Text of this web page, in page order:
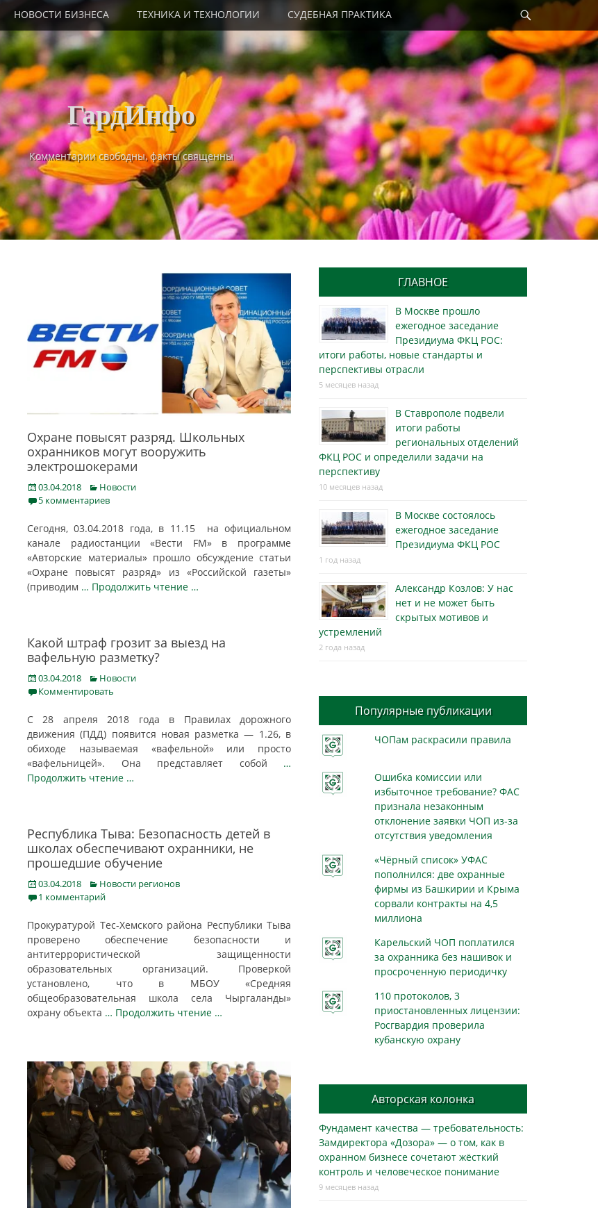
НОВОСТИ БИЗНЕСА ТЕХНИКА И ТЕХНОЛОГИИ СУДЕБНАЯ ПРАКТИКА
Найти
ГардИнфо
Комментарии свободны, факты священны
Охране повысят разряд. Школьных
охранников могут вооружить
электрошокерами
Posted
on
03.04.2018 Categories
Новости
5 комментариев
Сегодня, 03.04.2018 года, в 11.15 на официальном
канале радиостанции «Вести FM» в программе
«Авторские материалы» прошло обсуждение статьи
«Охране повысят разряд» из «Российской газеты»
(приводим … Продолжить чтение …
Какой штраф грозит за выезд на
вафельную разметку?
Posted
on
03.04.2018 Categories
Новости
Комментировать
C 28 апреля 2018 года в Правилах дорожного
движения (ПДД) появится новая разметка — 1.26, в
обиходе называемая «вафельной» или просто
«вафельницей». Она представляет собой …
Продолжить чтение …
Республика Тыва: Безопасность детей в
школах обеспечивают охранники, не
прошедшие обучение
Posted
on
03.04.2018 Categories
Новости регионов
1 комментарий
Прокуратурой Тес-Хемского района Республики Тыва
проверено обеспечение безопасности и
антитеррористической защищенности
образовательных организаций. Проверкой
установлено, что в МБОУ «Средняя
общеобразовательная школа села Чыргаланды»
охрану объекта … Продолжить чтение …
ГЛАВНОЕ
В Москве прошло
ежегодное заседание
Президиума ФКЦ РОС:
итоги работы, новые стандарты и
перспективы отрасли
5 месяцев назад
В Ставрополе подвели
итоги работы
региональных отделений
ФКЦ РОС и определили задачи на
перспективу
10 месяцев назад
В Москве состоялось
ежегодное заседание
Президиума ФКЦ РОС
1 год назад
Александр Козлов: У нас
нет и не может быть
скрытых мотивов и
устремлений
2 года назад
Популярные публикации
ЧОПам раскрасили правила
Ошибка комиссии или
избыточное требование? ФАС
признала незаконным
отклонение заявки ЧОП из-за
отсутствия уведомления
«Чёрный список» УФАС
пополнился: две охранные
фирмы из Башкирии и Крыма
сорвали контракты на 4,5
миллиона
Карельский ЧОП поплатился
за охранника без нашивок и
просроченную периодичку
110 протоколов, 3
приостановленных лицензии:
Росгвардия проверила
кубанскую охрану
Авторская колонка
Фундамент качества — требовательность:
Замдиректора «Дозора» — о том, как в
охранном бизнесe сочетают жёсткий
контроль и человеческое понимание
9 месяцев назад